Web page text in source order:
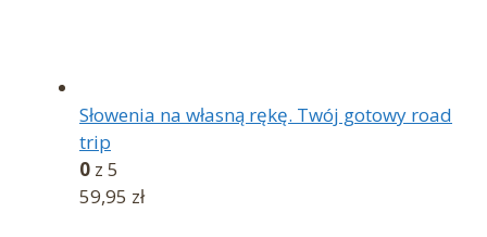
Słowenia na własną rękę. Twój gotowy road
trip
0 z 5
59,95 zł